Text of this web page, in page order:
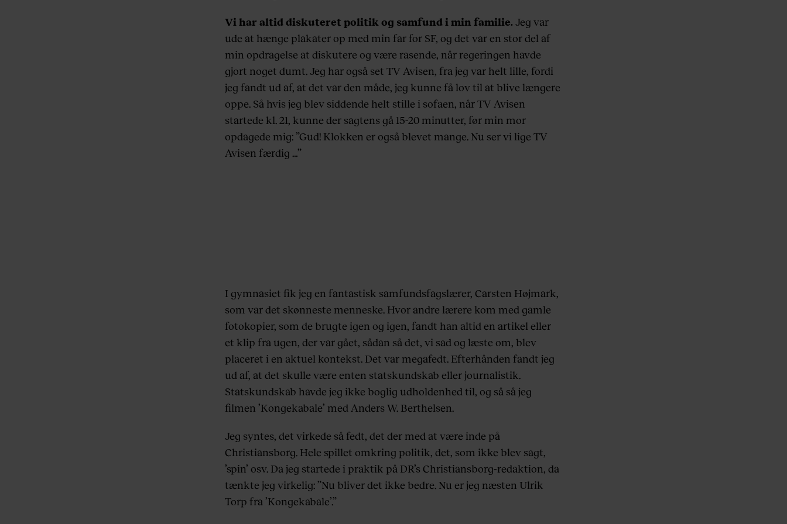
Vi har altid diskuteret politik og samfund i min familie. Jeg var
ude at hænge plakater op med min far for SF, og det var en stor del af
min opdragelse at diskutere og være rasende, når regeringen havde
gjort noget dumt. Jeg har også set TV Avisen, fra jeg var helt lille, fordi
jeg fandt ud af, at det var den måde, jeg kunne få lov til at blive længere
oppe. Så hvis jeg blev siddende helt stille i sofaen, når TV Avisen
startede kl. 21, kunne der sagtens gå 15-20 minutter, før min mor
opdagede mig: ”Gud! Klokken er også blevet mange. Nu ser vi lige TV
Avisen færdig …”
I gymnasiet fik jeg en fantastisk samfundsfagslærer, Carsten Højmark,
som var det skønneste menneske. Hvor andre lærere kom med gamle
fotokopier, som de brugte igen og igen, fandt han altid en artikel eller
et klip fra ugen, der var gået, sådan så det, vi sad og læste om, blev
placeret i en aktuel kontekst. Det var megafedt. Efterhånden fandt jeg
ud af, at det skulle være enten statskundskab eller journalistik.
Statskundskab havde jeg ikke boglig udholdenhed til, og så så jeg
filmen ’Kongekabale’ med Anders W. Berthelsen.
Jeg syntes, det virkede så fedt, det der med at være inde på
Christiansborg. Hele spillet omkring politik, det, som ikke blev sagt,
’spin’ osv. Da jeg startede i praktik på DR’s Christiansborg-redaktion, da
tænkte jeg virkelig: ”Nu bliver det ikke bedre. Nu er jeg næsten Ulrik
Torp fra ’Kongekabale’.”